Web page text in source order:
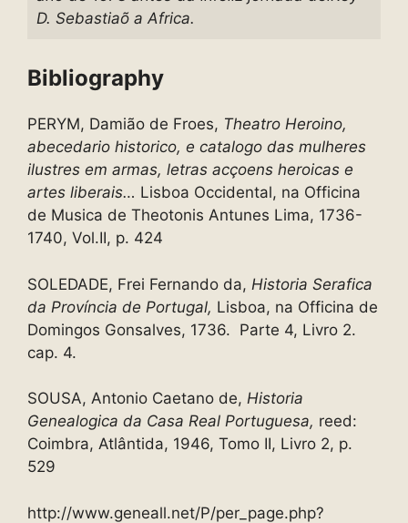
D. Sebastiaõ a Africa.
Bibliography
PERYM, Damião de Froes, Theatro Heroino,
abecedario historico, e catalogo das mulheres
ilustres em armas, letras acçoens heroicas e
artes liberais… Lisboa Occidental, na Officina
de Musica de Theotonis Antunes Lima, 1736-
1740, Vol.II, p. 424
SOLEDADE, Frei Fernando da, Historia Serafica
da Província de Portugal, Lisboa, na Officina de
Domingos Gonsalves, 1736. Parte 4, Livro 2.
cap. 4.
SOUSA, Antonio Caetano de, Historia
Genealogica da Casa Real Portuguesa, reed:
Coimbra, Atlântida, 1946, Tomo II, Livro 2, p.
529
http://www.geneall.net/P/per_page.php?